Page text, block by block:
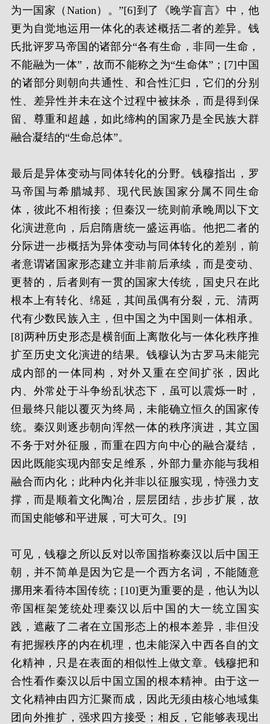
为一国家（Nation）。”[6]到了《晚学盲言》中，他
更为自觉地运用一体化的表述概括二者的差异。钱
氏批评罗马帝国的诸部分“各有生命，非同一生命，
不能融为一体”，故而不能称之为“生命体”；[7]中国
的诸部分则朝向共通性、和合性汇归，它们的分别
性、差异性并未在这个过程中被抹杀，而是得到保
留、尊重和超越，如此缔构的国家乃是全民族大群
融合凝结的“生命总体”。
最后是异体变动与同体转化的分野。钱穆指出，罗
马帝国与希腊城邦、现代民族国家分属不同生命
体，彼此不相衔接；但秦汉一统则前承晚周以下文
化演进意向，后启隋唐统一盛运再临。他把二者的
分际进一步概括为异体变动与同体转化的差别，前
者意谓诸国家形态建立并非前后承续，而是变动、
更替的，后者则有一贯的国家大传统，国史只在此
根本上有转化、绵延，其间虽偶有分裂，元、清两
代有少数民族入主，但中国之为中国则一体相承。
[8]两种历史形态是横剖面上离散化与一体化秩序推
扩至历史文化演进的结果。钱穆认为古罗马未能完
成内部的一体同构，对外又重在空间扩张，因此
内、外常处于斗争纷乱状态下，虽可以震烁一时，
但最终只能以覆灭为终局，未能确立恒久的国家传
统。秦汉则逐步朝向浑然一体的秩序演进，其立国
不务于对外征服，而重在四方向中心的融合凝结，
因此既能实现内部安足维系，外部力量亦能与我相
融合而内化；此种内化并非以征服实现，恃强力支
撑，而是顺着文化陶冶，层层团结，步步扩展，故
而国史能够和平进展，可大可久。[9]
可见，钱穆之所以反对以帝国指称秦汉以后中国王
朝，并不简单是因为它是一个西方名词，不能随意
挪用来看待本国传统；[10]更为重要的是，他认为以
帝国框架笼统处理秦汉以后中国的大一统立国实
践，遮蔽了二者在立国形态上的根本差异，非但没
有把握秩序的内在机理，也未能深入中西各自的文
化精神，只是在表面的相似性上做文章。钱穆把和
合性看作秦汉以后中国立国的根本精神。由于这一
文化精神由四方汇聚而成，因此无须由核心地域集
团向外推扩，强求四方接受；相反，它能够表现出